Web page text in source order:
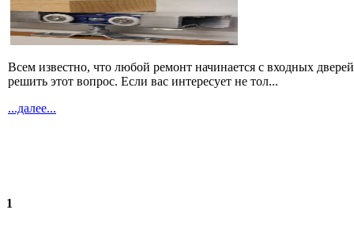
Всем известно, что любой ремонт начинается с входных
решить этот вопрос. Если вас интересует не тол...
...далее...
1